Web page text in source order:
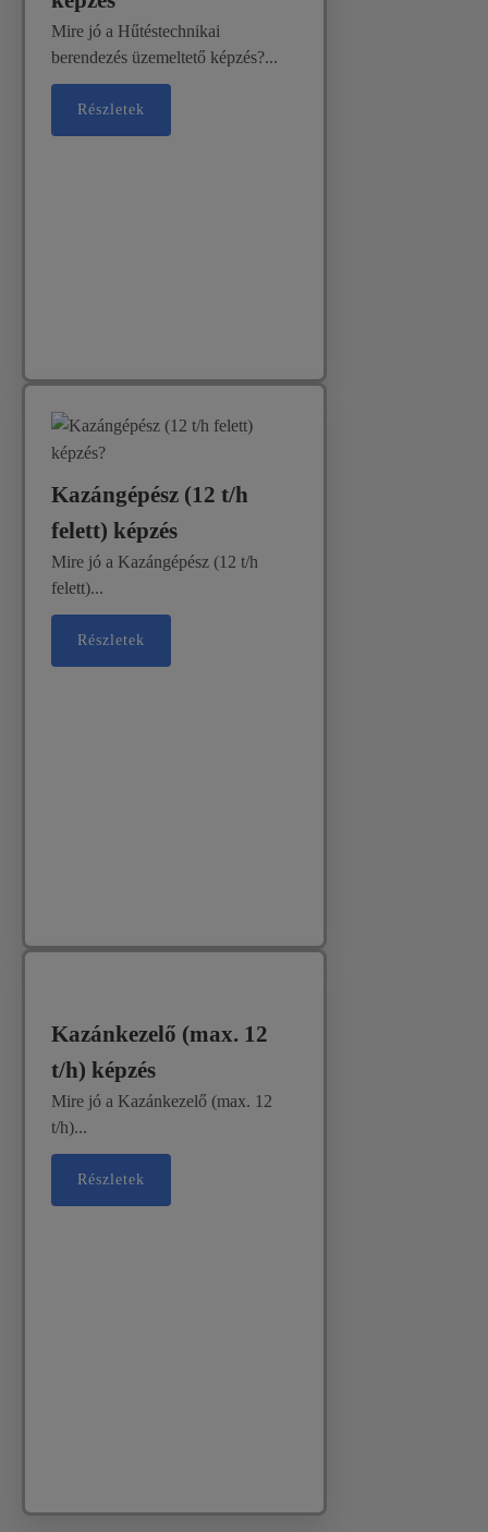
Mire jó a Hűtéstechnikai
berendezés üzemeltető képzés?...
Részletek
Kazángépész (12 t/h
felett) képzés
Mire jó a Kazángépész (12 t/h
felett)...
Részletek
Kazánkezelő (max. 12
t/h) képzés
Mire jó a Kazánkezelő (max. 12
t/h)...
Részletek